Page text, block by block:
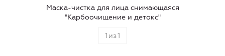
Маска-чистка для лица снимающаяся
"Карбоочищение и детокс"
1 из1